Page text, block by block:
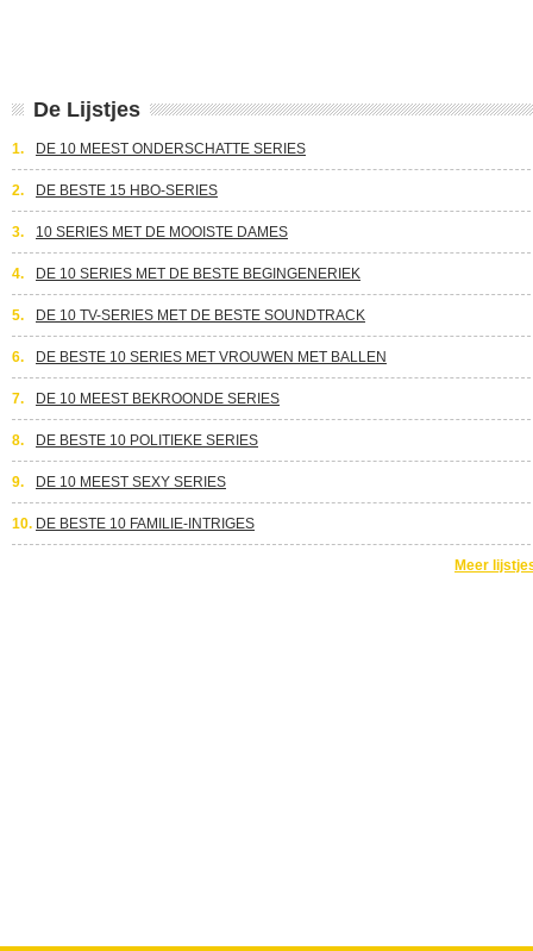
De Lijstjes
1. DE 10 MEEST ONDERSCHATTE SERIES
2. DE BESTE 15 HBO-SERIES
3. 10 SERIES MET DE MOOISTE DAMES
4. DE 10 SERIES MET DE BESTE BEGINGENERIEK
5. DE 10 TV-SERIES MET DE BESTE SOUNDTRACK
6. DE BESTE 10 SERIES MET VROUWEN MET BALLEN
7. DE 10 MEEST BEKROONDE SERIES
8. DE BESTE 10 POLITIEKE SERIES
9. DE 10 MEEST SEXY SERIES
10. DE BESTE 10 FAMILIE-INTRIGES
Meer